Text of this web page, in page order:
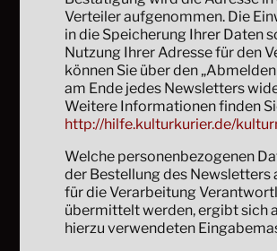
Verteiler aufgenommen. Die
in die Speicherung Ihrer Daten
Nutzung Ihrer Adresse für den
können Sie über den
am Ende jedes Newsletters
Weitere Informationen finden
http://hilfe.kulturkurier.de/
Welche personenbezogenen
der Bestellung des Newsletters
für die Verarbeitung
übermittelt werden, ergibt sich
hierzu verwendeten